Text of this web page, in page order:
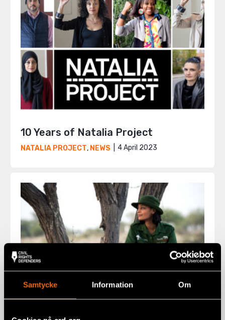
Samtycke Information Om
10 Years of Natalia Project
NATALIA PROJECT, NEWS 4 April 2023